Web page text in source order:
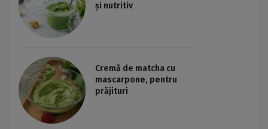
și nutritiv
Cremă de matcha cu
mascarpone, pentru
prăjituri